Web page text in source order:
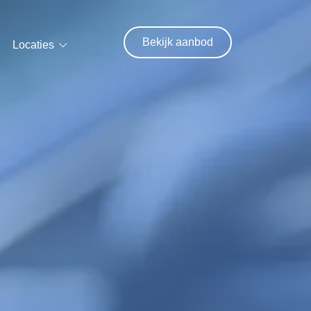
Locaties Bekijk aanbod